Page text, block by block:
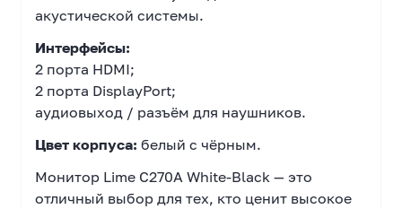
акустической системы.
Интерфейсы:
2 порта HDMI;
2 порта DisplayPort;
аудиовыход / разъём для наушников.
Цвет корпуса: белый с чёрным.
Монитор Lime C270A White-Black — это
отличный выбор для тех, кто ценит высокое